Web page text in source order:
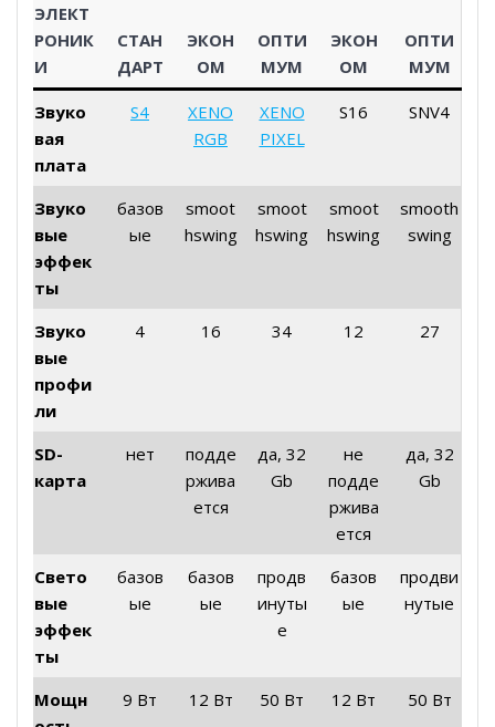
ЭЛЕКТ
РОНИК
И
СТАН
ДАРТ
ЭКОН
ОМ
ОПТИ
МУМ
ЭКОН
ОМ
ОПТИ
МУМ
Звуко
вая
плата
S4
XENO
RGB
XENO
PIXEL
S16 SNV4
Звуко
вые
эффек
ты
базов
ые
smoot
hswing
smoot
hswing
smoot
hswing
smooth
swing
Звуко
вые
профи
ли
4 16 34 12 27
SD-
карта
нет
подде
ржива
ется
да, 32
Gb
не
подде
ржива
ется
да, 32
Gb
Свето
вые
эффек
ты
базов
ые
базов
ые
продв
инуты
е
базов
ые
продви
нутые
Мощн
9 Вт 12 Вт 50 Вт 12 Вт 50 Вт